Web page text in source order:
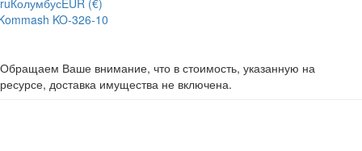
ruКолумбусEUR (€)
KO-326-10
Обращаем Ваше внимание, что в стоимость, указанную на
ресурсе, доставка имущества не включена.